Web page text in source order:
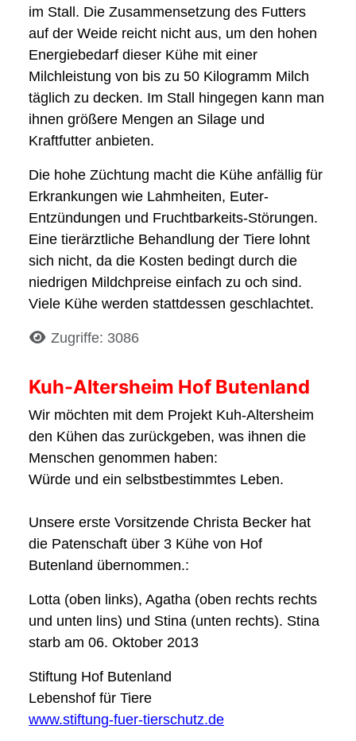
im Stall. Die Zusammensetzung des Futters
auf der Weide reicht nicht aus, um den hohen
Energiebedarf dieser Kühe mit einer
Milchleistung von bis zu 50 Kilogramm Milch
täglich zu decken. Im Stall hingegen kann man
ihnen größere Mengen an Silage und
Kraftfutter anbieten.
Die hohe Züchtung macht die Kühe anfällig für
Erkrankungen wie Lahmheiten, Euter-
Entzündungen und Fruchtbarkeits-Störungen.
Eine tierärztliche Behandlung der Tiere lohnt
sich nicht, da die Kosten bedingt durch die
niedrigen Mildchpreise einfach zu och sind.
Viele Kühe werden stattdessen geschlachtet.
DetailsZugriffe: 3086
Kuh-Altersheim Hof Butenland
Wir möchten mit dem Projekt Kuh-Altersheim
den Kühen das zurückgeben, was ihnen die
Menschen genommen haben:
Würde und ein selbstbestimmtes Leben.
Unsere erste Vorsitzende Christa Becker hat
die Patenschaft über 3 Kühe von Hof
Butenland übernommen.:
Lotta (oben links), Agatha (oben rechts rechts
und unten lins) und Stina (unten rechts). Stina
starb am 06. Oktober 2013
Stiftung Hof Butenland
Lebenshof für Tiere
www.stiftung-fuer-tierschutz.de